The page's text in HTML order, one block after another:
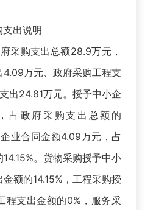
出说明
购支出总额28.9万元，
万元、政府采购工程支
出24.81万元。授予中小企
占政府采购支出总额的
业合同金额4.09万元，占
。货物采购授予中小
额的14.15%，工程采购授
程支出金额的0%，服务采